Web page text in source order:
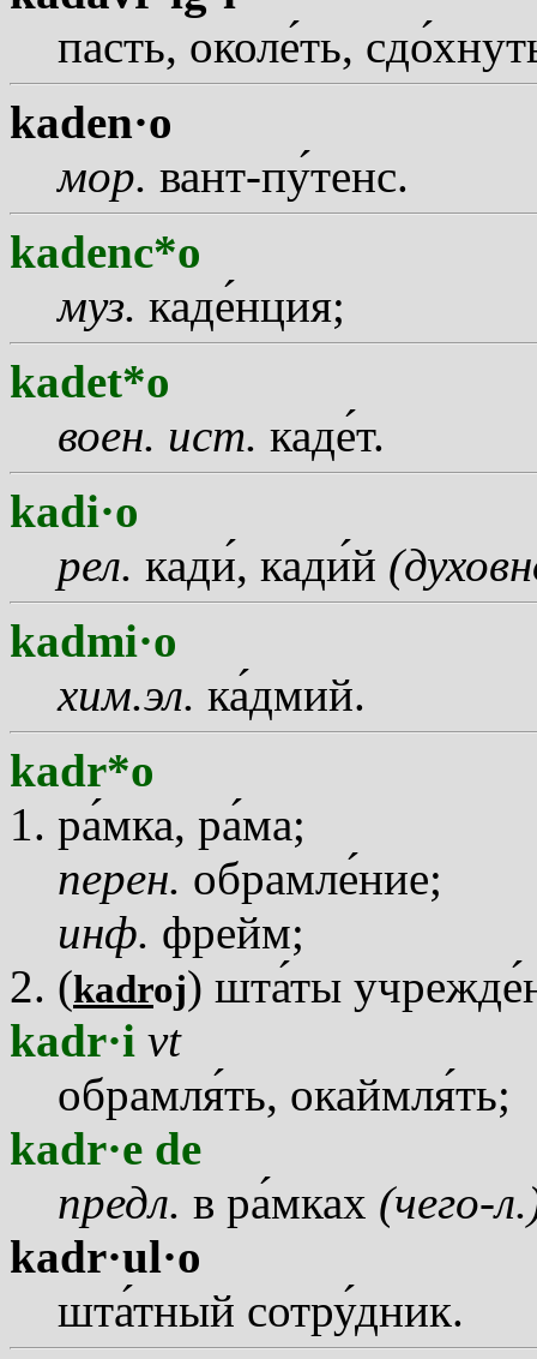
пасть, околеть, сдо
kaden·o
мор. вант-путенс.
kadenc*o
муз. каденция;
kadet*o
воен. ист. кадет.
kadi·o
рел. кади, кадий
kadmi·o
хим.эл. кадмий.
kadr*o
рамка, рама;
перен. обрамление;
инф. фрейм;
(kadroj) штаты учрежде
kadr·i vt
обрамлять, окаймлять;
kadr·e de
предл. в рамках (чего-
kadr·ul·o
штатный сотрудник.